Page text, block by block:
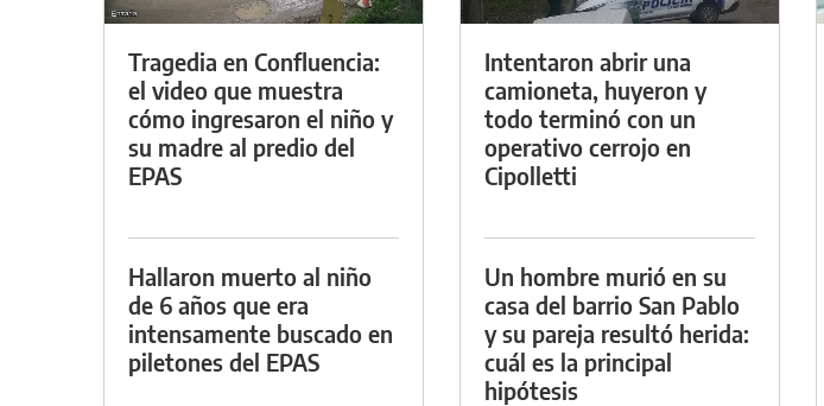
Tragedia en Confluencia:
el video que muestra
cómo ingresaron el niño y
su madre al predio del
EPAS
Hallaron muerto al niño
de 6 años que era
intensamente buscado en
piletones del EPAS
Intentaron abrir una
camioneta, huyeron y
todo terminó con un
operativo cerrojo en
Cipolletti
Un hombre murió en su
casa del barrio San Pablo
y su pareja resultó herida:
cuál es la principal
hipótesis